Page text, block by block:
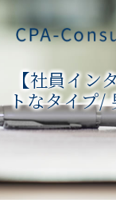
【社員イ
トなタイプ/